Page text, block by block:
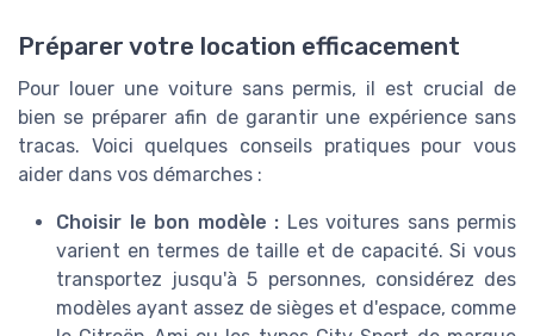
Préparer votre location efficacement
Pour louer une voiture sans permis, il est crucial de
bien se préparer afin de garantir une expérience sans
tracas. Voici quelques conseils pratiques pour vous
aider dans vos démarches :
Choisir le bon modèle : Les voitures sans permis
varient en termes de taille et de capacité. Si vous
transportez jusqu'à 5 personnes, considérez des
modèles ayant assez de sièges et d'espace, comme